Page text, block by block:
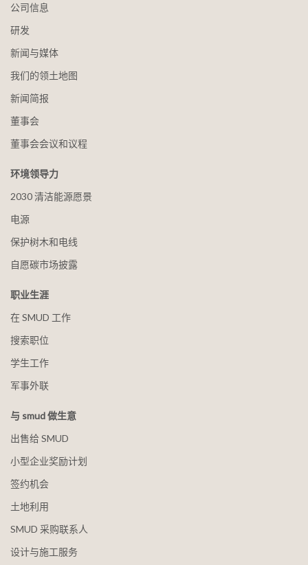
公司信息
研发
新闻与媒体
我们的领土地图
新闻简报
董事会
董事会会议和议程
环境领导力
2030 清洁能源愿景
电源
保护树木和电线
自愿碳市场披露
职业生涯
在 SMUD 工作
搜索职位
学生工作
军事外联
与 smud 做生意
出售给 SMUD
小型企业奖励计划
签约机会
土地利用
SMUD 采购联系人
设计与施工服务